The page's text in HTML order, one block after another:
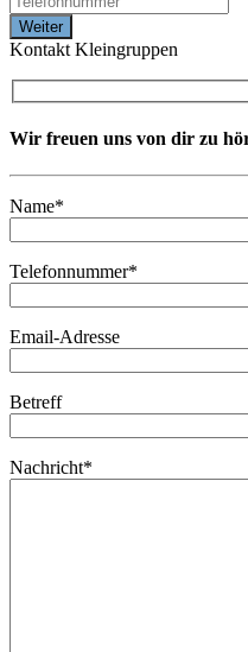
Kontakt Kleingruppen
Wir freuen uns von dir zu
Name*
Telefonnummer*
Email-Adresse
Betreff
Nachricht*